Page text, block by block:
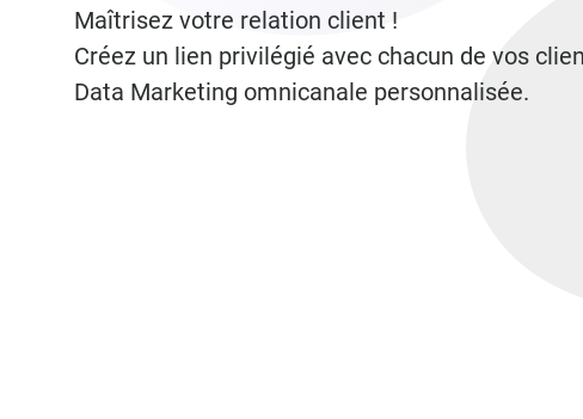
Maîtrisez votre relation client !
Créez un lien privilégié avec chacun de vos
Data Marketing omnicanale personnalisée.